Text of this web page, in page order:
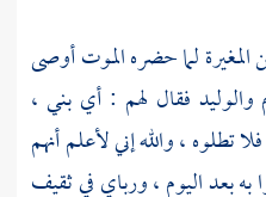
لما حضره الموت أوصى
والوليد فقال لهم : أي بني ،
فلا تطلوه ، والله إني لأعلم أنهم
بعد اليوم ، ورباي فيثقيف